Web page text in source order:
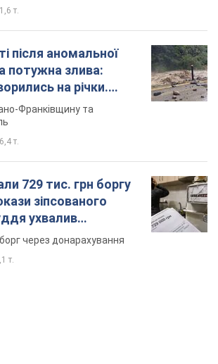
1,6 т.
після аномальної
потужна злива:
на річки.
Франківщину та
т.
729 тис. грн боргу
зіпсованого
ухвалив
через донарахування
т.